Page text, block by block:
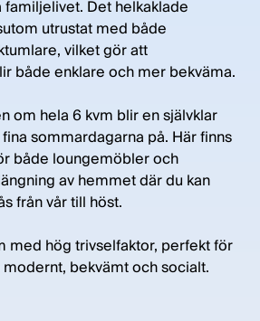
familjelivet. Det helkaklade
utrustat med både
vilket gör att
både enklare och mer bekväma.
om hela 6 kvm blir en självklar
sommardagarna på. Här finns
både loungemöbler och
av hemmet där du kan
från vår till höst.
med hög trivselfaktor, perfekt för
bekvämt och socialt.